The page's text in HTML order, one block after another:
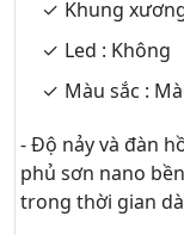
Khung
Led : Không
Màu sắc :
- Độ nảy và đàn
phủ sơn nano
trong thời gian